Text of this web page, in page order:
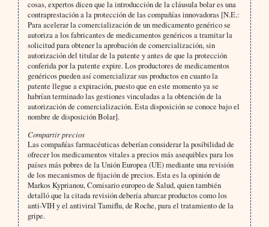
cosas, expertos dicen que la introducción de la cláusula bolar es una
contraprestación a la protección de las compañías innovadoras [N.E.:
Para acelerar la comercialización de un medicamento genérico se
autoriza a los fabricantes de medicamentos genéricos a tramitar la
solicitud para obtener la aprobación de comercialización, sin
autorización del titular de la patente y antes de que la protección
conferida por la patente expire. Los productores de medicamentos
genéricos pueden así comercializar sus productos en cuanto la
patente llegue a expiración, puesto que en este momento ya se
habrían terminado las gestiones vinculadas a la obtención de la
autorización de comercialización. Esta disposición se conoce bajo el
nombre de disposición Bolar].
Compartir precios
Las compañías farmacéuticas deberían considerar la posibilidad de
ofrecer los medicamentos vitales a precios más asequibles para los
países más pobres de la Unión Europea (UE) mediante una revisión
de los mecanismos de fijación de precios. Esta es la opinión de
Markos Kyprianou, Comisario europeo de Salud, quien también
detalló que la citada revisión debería abarcar productos como los
anti-VIH y el antiviral Tamiflu, de Roche, para el tratamiento de la
gripe.